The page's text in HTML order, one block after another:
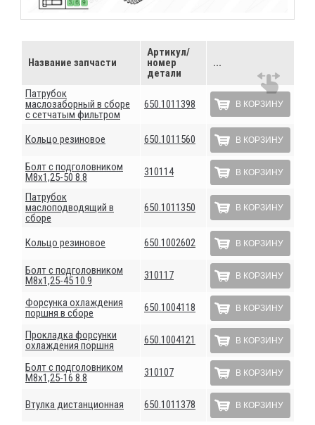
Название запчасти
Артикул/
номер
детали
...
Патрубок
маслозаборный в сборе
с сетчатым фильтром
650.1011398 В КОРЗИНУ
Кольцо резиновое 650.1011560 В КОРЗИНУ
Болт с подголовником
М8х1,25-50 8.8
310114 В КОРЗИНУ
Патрубок
маслоподводящий в
сборе
650.1011350 В КОРЗИНУ
Кольцо резиновое 650.1002602 В КОРЗИНУ
Болт с подголовником
М8х1,25-45 10.9
310117 В КОРЗИНУ
Форсунка охлаждения
поршня в сборе
650.1004118 В КОРЗИНУ
Прокладка форсунки
охлаждения поршня
650.1004121 В КОРЗИНУ
Болт с подголовником
М8х1,25-16 8.8
310107 В КОРЗИНУ
Втулка дистанционная 650.1011378 В КОРЗИНУ